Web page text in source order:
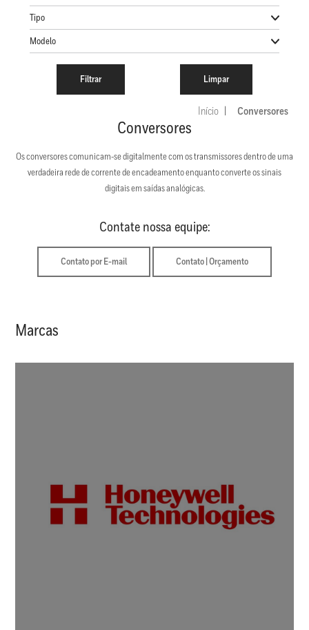
Tipo
Modelo
Início Conversores
Conversores
Os conversores comunicam-se digitalmente com os transmissores dentro de uma
verdadeira rede de corrente de encadeamento enquanto converte os sinais
digitais em saídas analógicas.
Contate nossa equipe:
Contato por E-mail Contato | Orçamento
Marcas